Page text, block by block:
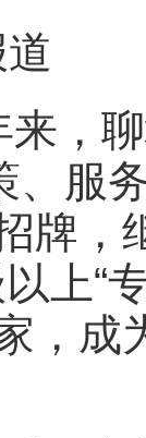
，
、服
牌
上“
，成